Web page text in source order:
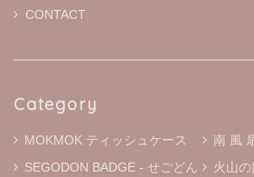
二宮こずえさんがYouTubeでファン
に可愛い♬ お友達にもプレゼントした
います。
CONTACT
Category
MOKMOK ティッシュケース
南 風
SEGODON BADGE - せごどん
火山